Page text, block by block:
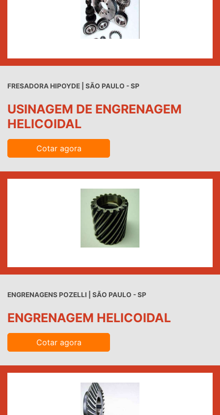
FRESADORA HIPOYDE | SÃO PAULO - SP
USINAGEM DE ENGRENAGEM
HELICOIDAL
Cotar agora
ENGRENAGENS POZELLI | SÃO PAULO - SP
ENGRENAGEM HELICOIDAL
Cotar agora